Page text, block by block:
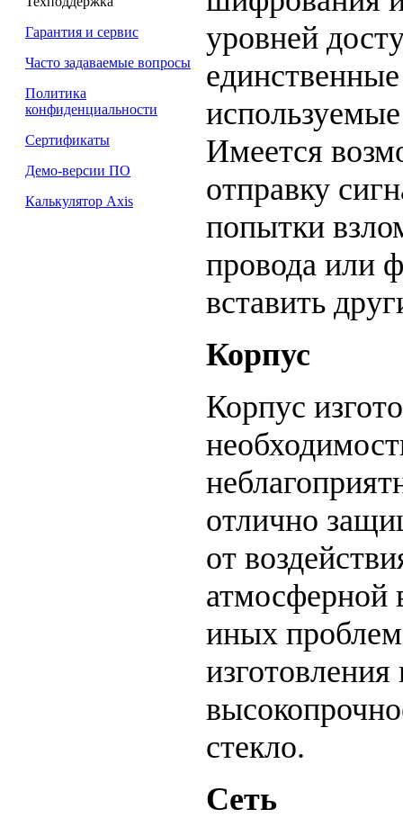
Гарантия и сервис
Часто задаваемые вопросы
Политика
конфиденциальности
Сертификаты
Демо-версии ПО
Калькулятор Axis
уровней
Имеется
отправку
попытки
провода или
вставить
Корпус
Корпус
отлично
от
атмосферной
иных
изготовления
стекло.
Сеть